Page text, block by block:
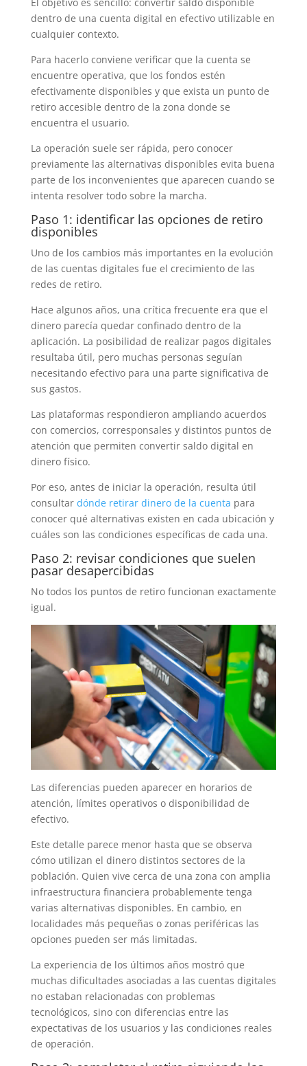
dentro de una cuenta digital en efectivo utilizable en
cualquier contexto.
Para hacerlo conviene verificar que la cuenta se
encuentre operativa, que los fondos estén
efectivamente disponibles y que exista un punto de
retiro accesible dentro de la zona donde se
encuentra el usuario.
La operación suele ser rápida, pero conocer
previamente las alternativas disponibles evita buena
parte de los inconvenientes que aparecen cuando se
intenta resolver todo sobre la marcha.
Paso 1: identificar las opciones de retiro
disponibles
Uno de los cambios más importantes en la evolución
de las cuentas digitales fue el crecimiento de las
redes de retiro.
Hace algunos años, una crítica frecuente era que el
dinero parecía quedar confinado dentro de la
aplicación. La posibilidad de realizar pagos digitales
resultaba útil, pero muchas personas seguían
necesitando efectivo para una parte significativa de
sus gastos.
Las plataformas respondieron ampliando acuerdos
con comercios, corresponsales y distintos puntos de
atención que permiten convertir saldo digital en
dinero físico.
Por eso, antes de iniciar la operación, resulta útil
consultar dónde retirar dinero de la cuenta para
conocer qué alternativas existen en cada ubicación y
cuáles son las condiciones específicas de cada una.
Paso 2: revisar condiciones que suelen
pasar desapercibidas
No todos los puntos de retiro funcionan exactamente
igual.
Las diferencias pueden aparecer en horarios de
atención, límites operativos o disponibilidad de
efectivo.
Este detalle parece menor hasta que se observa
cómo utilizan el dinero distintos sectores de la
población. Quien vive cerca de una zona con amplia
infraestructura financiera probablemente tenga
varias alternativas disponibles. En cambio, en
localidades más pequeñas o zonas periféricas las
opciones pueden ser más limitadas.
La experiencia de los últimos años mostró que
muchas dificultades asociadas a las cuentas digitales
no estaban relacionadas con problemas
tecnológicos, sino con diferencias entre las
expectativas de los usuarios y las condiciones reales
de operación.